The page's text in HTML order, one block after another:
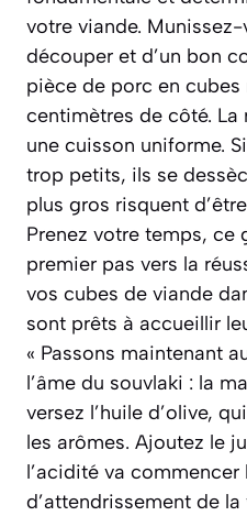
votre viande.
découper et d’un bon
pièce de porc en cubes
centimètres de côté.
une cuisson uniforme.
trop petits, ils se
plus gros risquent
Prenez votre temps, ce
premier pas vers la
vos cubes de viande
sont prêts à accueillir
« Passons maintenant
l’âme du souvlaki : la
versez l’huile d’olive,
les arômes. Ajoutez le
l’acidité va commencer
d’attendrissement de